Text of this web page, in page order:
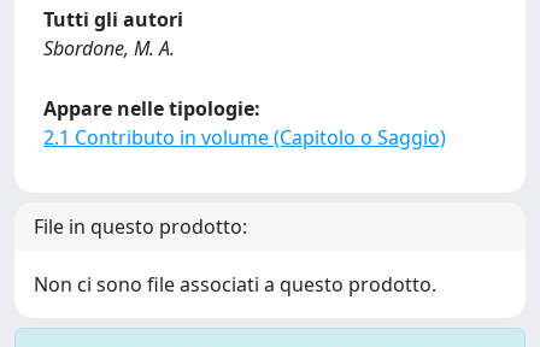
Tutti gli autori
Sbordone, M. A.
Appare nelle tipologie:
2.1 Contributo in volume (Capitolo o Saggio)
File in questo prodotto:
Non ci sono file associati a questo prodotto.